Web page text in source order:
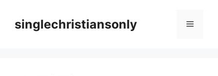
contentsinglechristiansonly Menu